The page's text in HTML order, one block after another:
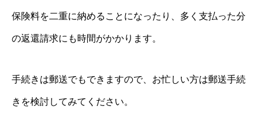
保険料を二重に納めることになったり、多く支払った分
の返還請求にも時間がかかります。
手続きは郵送でもできますので、お忙しい方は郵送手続
きを検討してみてください。